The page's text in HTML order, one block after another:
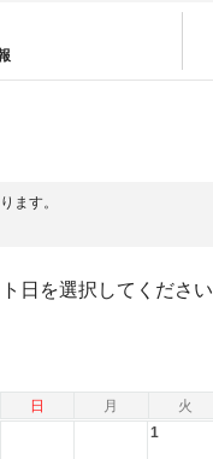
ます。
日を選択してください
日 月 火
1